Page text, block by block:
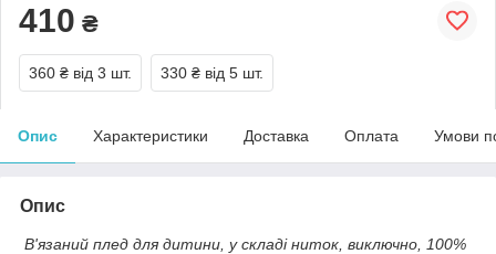
410 ₴
360 ₴ від 3 шт. 330 ₴ від 5 шт.
Опис Характеристики Доставка Оплата Умови
Опис
В'язаний плед для дитини, у складі ниток, виключно, 100%